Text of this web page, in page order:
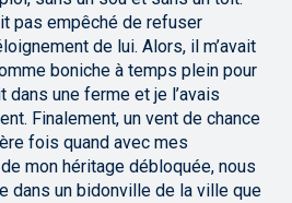
pas empêché de refuser
de lui. Alors, il m’avait
boniche à temps plein pour
une ferme et je l’avais
Finalement, un vent de chance
fois quand avec mes
mon héritage débloquée, nous
dans un bidonville de la ville que